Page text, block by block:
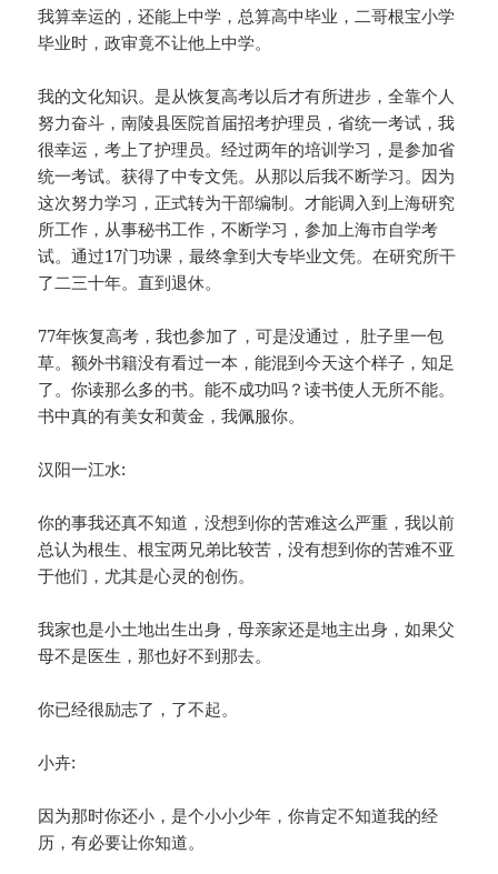
我算幸运的，还能上中学，总算高中毕业，二哥根宝小学
毕业时，政审竟不让他上中学。
我的文化知识。是从恢复高考以后才有所进步，全靠个人
努力奋斗，南陵县医院首届招考护理员，省统一考试，我
很幸运，考上了护理员。经过两年的培训学习，是参加省
统一考试。获得了中专文凭。从那以后我不断学习。因为
这次努力学习，正式转为干部编制。才能调入到上海研究
所工作，从事秘书工作，不断学习，参加上海市自学考
试。通过17门功课，最终拿到大专毕业文凭。在研究所干
了二三十年。直到退休。
77年恢复高考，我也参加了，可是没通过， 肚子里一包
草。额外书籍没有看过一本，能混到今天这个样子，知足
了。你读那么多的书。能不成功吗？读书使人无所不能。
书中真的有美女和黄金，我佩服你。
汉阳一江水:
你的事我还真不知道，没想到你的苦难这么严重，我以前
总认为根生、根宝两兄弟比较苦，没有想到你的苦难不亚
于他们，尤其是心灵的创伤。
我家也是小土地出生出身，母亲家还是地主出身，如果父
母不是医生，那也好不到那去。
你已经很励志了，了不起。
小卉:
因为那时你还小，是个小小少年，你肯定不知道我的经
历，有必要让你知道。